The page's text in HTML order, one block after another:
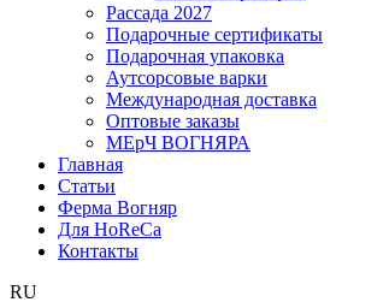
Рассада 2027
Подарочные сертификаты
Подарочная упаковка
Аутсорсовые варки
Международная доставка
Оптовые заказы
МЕрЧ ВОГНЯРА
Главная
Статьи
Ферма Вогняр
Для HoReCa
Контакты
RU